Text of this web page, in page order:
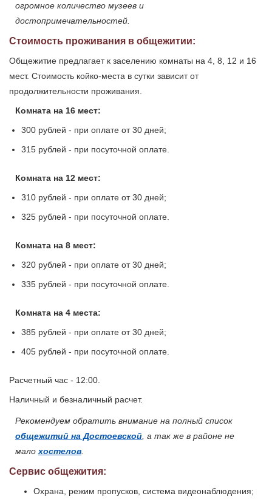
огромное количество музеев и
достопримечательностей.
Стоимость проживания в общежитии:
Общежитие предлагает к заселению комнаты на 4, 8, 12 и 16
мест. Стоимость койко-места в сутки зависит от
продолжительности проживания.
Комната на 16 мест:
300 рублей - при оплате от 30 дней;
315 рублей - при посуточной оплате.
Комната на 12 мест:
310 рублей - при оплате от 30 дней;
325 рублей - при посуточной оплате.
Комната на 8 мест:
320 рублей - при оплате от 30 дней;
335 рублей - при посуточной оплате.
Комната на 4 места:
385 рублей - при оплате от 30 дней;
405 рублей - при посуточной оплате.
Расчетный час - 12:00.
Наличный и безналичный расчет.
Рекомендуем обратить внимание на полный список
общежитий на Достоевской, а так же в районе не
малохостелов.
Сервис общежития:
Охрана, режим пропусков, система видеонаблюдения;